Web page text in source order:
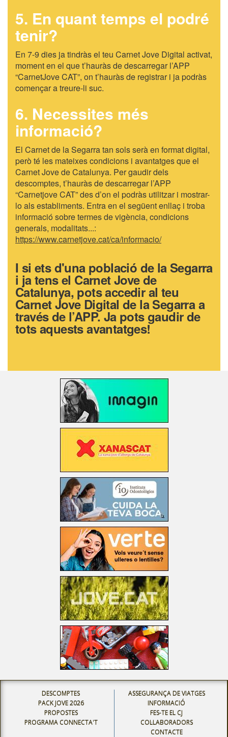
5. En quant temps el podré
tenir?
En 7-9 dies ja tindràs el teu Carnet Jove Digital activat,
moment en el que t’hauràs de descarregar l’APP
“CarnetJove CAT”, on t’hauràs de registrar i ja podràs
començar a treure-li suc.
6. Necessites més
informació?
El Carnet de la Segarra tan sols serà en format digital,
però té les mateixes condicions i avantatges que el
Carnet Jove de Catalunya. Per gaudir dels
descomptes, t’hauràs de descarregar l’APP
“Carnetjove CAT” des d’on el podràs utilitzar i mostrar-
lo als establiments. Entra en el següent enllaç i troba
informació sobre termes de vigència, condicions
generals, modalitats...:
https://www.carnetjove.cat/ca/informacio/
I si ets d'una població de la Segarra
i ja tens el Carnet Jove de
Catalunya, pots accedir al teu
Carnet Jove Digital de la Segarra a
través de l’APP. Ja pots gaudir de
tots aquests avantatges!
DESCOMPTES
PACK JOVE 2026
PROPOSTES
PROGRAMA CONNECTA'T
ASSEGURANÇA DE VIATGES
INFORMACIÓ
FES-TE EL CJ
COL·LABORADORS
CONTACTE